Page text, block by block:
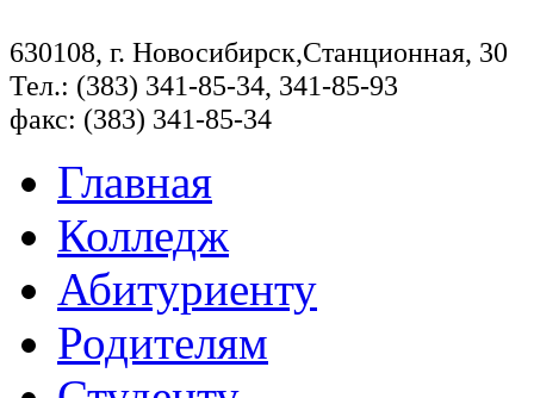
630108, г. Новосибирск,Станционная, 30
Тел.: (383) 341-85-34, 341-85-93
факс: (383) 341-85-34
Главная
Колледж
Абитуриенту
Родителям